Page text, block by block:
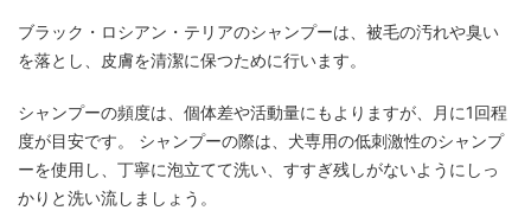
ブラック・ロシアン・テリアのシャンプーは、被毛の汚れや臭い
を落とし、皮膚を清潔に保つために行います。
シャンプーの頻度は、個体差や活動量にもよりますが、月に1回程
度が目安です。 シャンプーの際は、犬専用の低刺激性のシャンプ
ーを使用し、丁寧に泡立てて洗い、すすぎ残しがないようにしっ
かりと洗い流しましょう。